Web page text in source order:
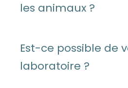
les animaux ?
Est-ce possible de
laboratoire ?